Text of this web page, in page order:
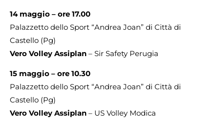
14 maggio – ore 17.00
Palazzetto dello Sport “Andrea Joan” di Città di
Castello (Pg)
Vero Volley Assiplan – Sir Safety Perugia
15 maggio – ore 10.30
Palazzetto dello Sport “Andrea Joan” di Città di
Castello (Pg)
Vero Volley Assiplan – US Volley Modica